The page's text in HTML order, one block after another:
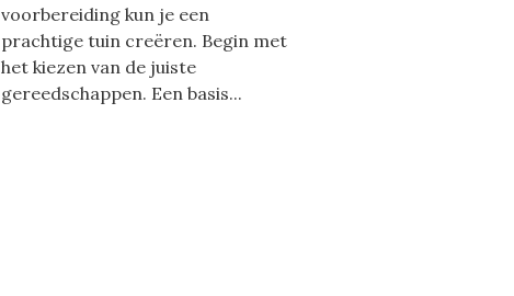
voorbereiding kun je een
prachtige tuin creëren. Begin met
het kiezen van de juiste
gereedschappen. Een basis...